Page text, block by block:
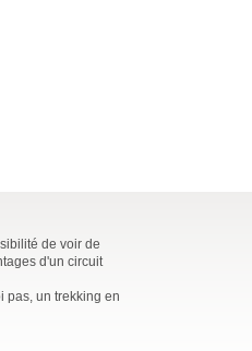
de voir de
d'un circuit
pas, un trekking en